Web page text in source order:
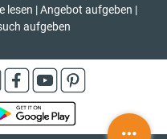
lesen | Angebot aufgeben |
aufgeben